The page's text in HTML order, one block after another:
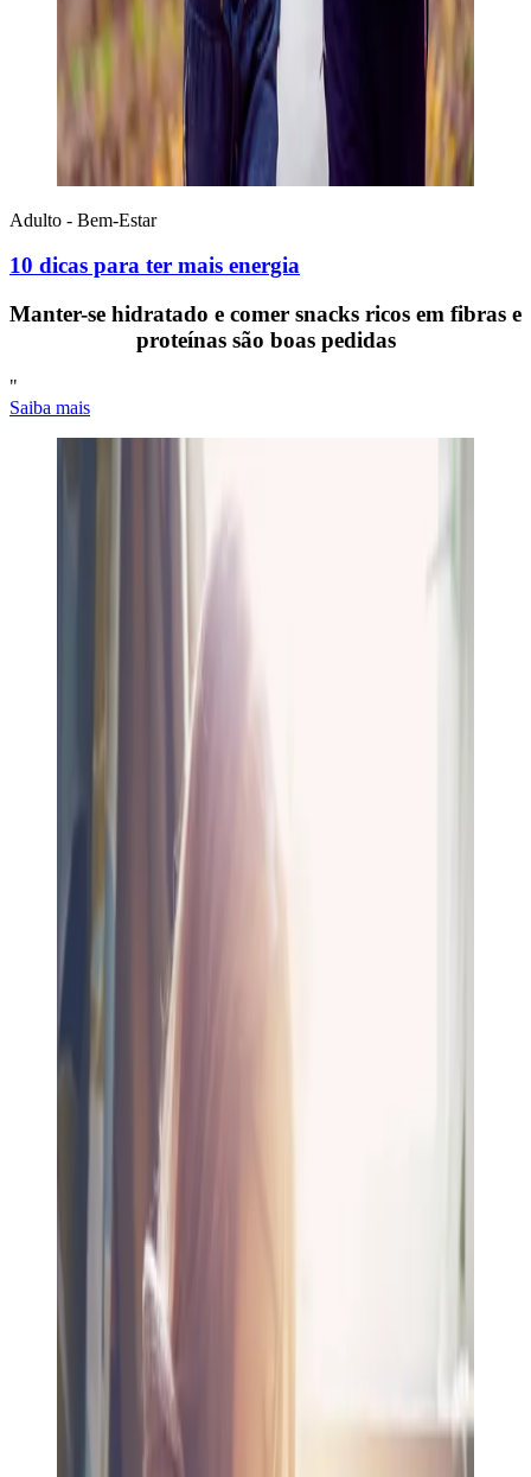
Adulto - Bem-Estar
10 dicas para ter mais energia
Manter-se hidratado e comer snacks ricos em fibras e
proteínas são boas pedidas
"
Saiba mais